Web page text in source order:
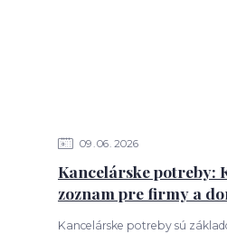
09 06 2026
Kancelárske potreby:
zoznam pre firmy a
Kancelárske potreby sú